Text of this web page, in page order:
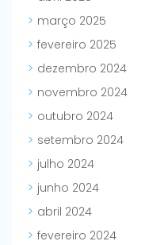
março 2025
fevereiro 2025
dezembro 2024
novembro 2024
outubro 2024
setembro 2024
julho 2024
junho 2024
abril 2024
fevereiro 2024